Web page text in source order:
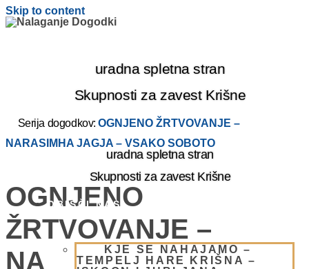
Skip to content
uradna spletna stran
Skupnosti za zavest Krišne
uradna spletna stran
Skupnosti za zavest Krišne
OBIŠČI NAS
KJE SE NAHAJAMO –
TEMPELJ HARE KRIŠNA –
Serija dogodkov:OGNJENO ŽRTVOVANJE –
NARASIMHA JAGJA – VSAKO SOBOTO
OGNJENO
ŽRTVOVANJE –
NARASIMHA JAGJA –